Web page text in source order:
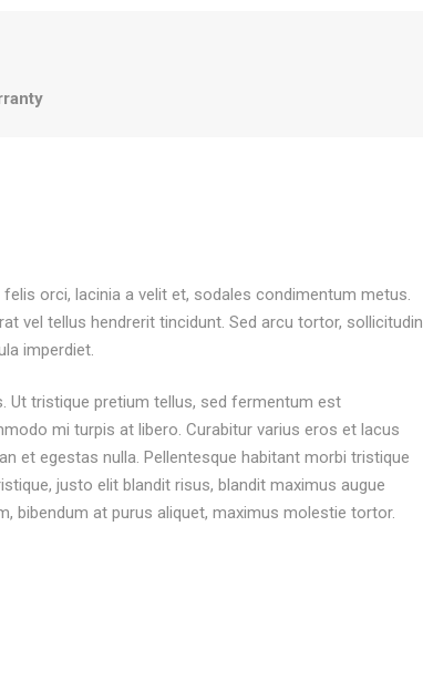
orci, lacinia a velit et, sodales condimentum metus.
vel tellus hendrerit tincidunt. Sed arcu tortor, sollicitudin
imperdiet.
Ut tristique pretium tellus, sed fermentum est
mi turpis at libero. Curabitur varius eros et lacus
et egestas nulla. Pellentesque habitant morbi tristique
justo elit blandit risus, blandit maximus augue
bibendum at purus aliquet, maximus molestie tortor.